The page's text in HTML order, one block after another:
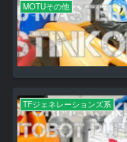
MOTUその他
TFジェネレーションズ系